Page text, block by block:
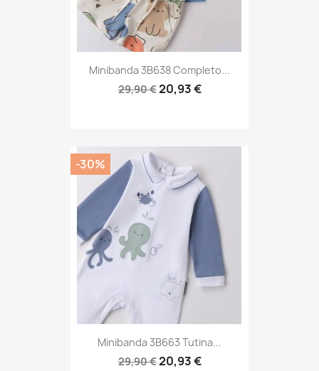
Minibanda 3B638 Completo...
29,90 €20,93 €
Minibanda 3B663 Tutina...
29,90 €20,93 €
-30%